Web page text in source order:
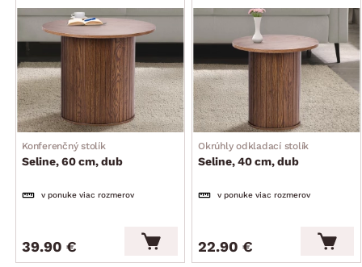
Konferenčný stolík
Seline, 60 cm, dub
v ponuke viac rozmerov
39.90 €
Okrúhly odkladací stolík
Seline, 40 cm, dub
v ponuke viac rozmerov
22.90 €